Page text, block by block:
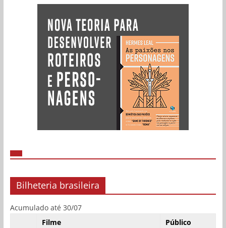
Bilheteria brasileira
Acumulado até 30/07
Filme
Público